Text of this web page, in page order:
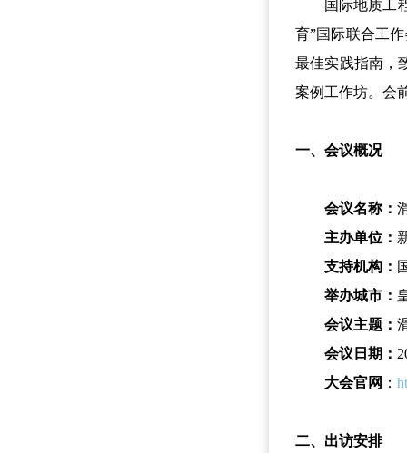
国际地质工程
育”国际联合工
最佳实践指南，
案例工作坊。会
一、会议概况
会议名称：
主办单位：
支持机构：
举办城市：
会议主题：
会议日期：
大会官网 ：
二、出访安排